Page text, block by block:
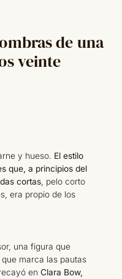
de una
veinte
y hueso. El estilo
que, a principios del
cortas, pelo corto
era propio de los
una figura que
marca las pautas
en Clara Bow,